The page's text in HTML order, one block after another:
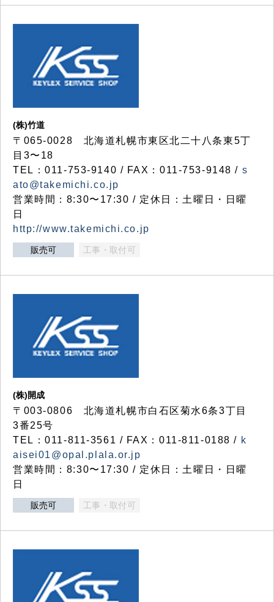
(株)竹道
〒065-0028 北海道札幌市東区北二十八条東5丁
目3〜18
TEL：011-753-9140 / FAX：011-753-9148 / s
ato@takemichi.co.jp
営業時間：8:30〜17:30 / 定休日：土曜日・日曜
日
http://www.takemichi.co.jp
販売可 工事・取付可
(株)開成
〒003-0806 北海道札幌市白石区菊水6条3丁目
3番25号
TEL：011-811-3561 / FAX：011-811-0188 / k
aisei01@opal.plala.or.jp
営業時間：8:30〜17:30 / 定休日：土曜日・日曜
日
販売可 工事・取付可